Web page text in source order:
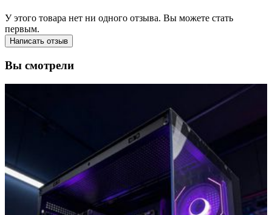
У этого товара нет ни одного отзыва. Вы можете стать
первым.
Написать отзыв
Вы смотрели